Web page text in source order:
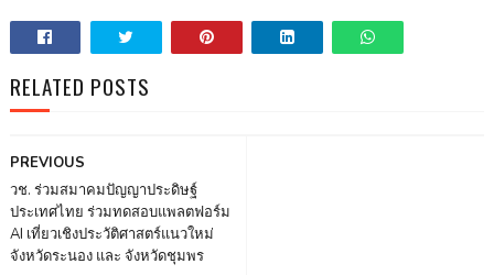
RELATED POSTS
PREVIOUS
วช. ร่วมสมาคมปัญญาประดิษฐ์
ประเทศไทย ร่วมทดสอบแพลตฟอร์ม
AI เที่ยวเชิงประวัติศาสตร์แนวใหม่
จังหวัดระนอง และ จังหวัดชุมพร